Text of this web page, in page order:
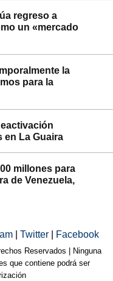
regreso a
un «mercado
la
para la
en La Guaira
millones para
de Venezuela,
Twitter Facebook
Reservados | Ninguna
que contiene podrá ser